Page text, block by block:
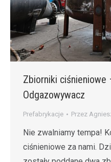
Zbiorniki ciśnieniowe
Odgazowywacz
Prefabrykacje Przez
Nie zwalniamy tempa!
ciśnieniowe za nami.